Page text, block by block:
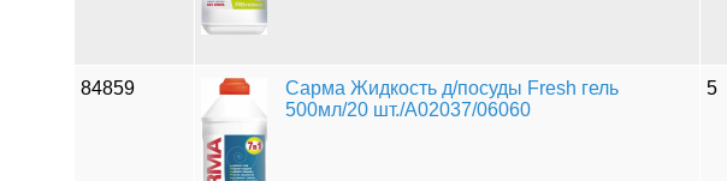
84859
Сарма Жидкость д/посуды Fresh гель
500мл/20 шт./A02037/06060
5